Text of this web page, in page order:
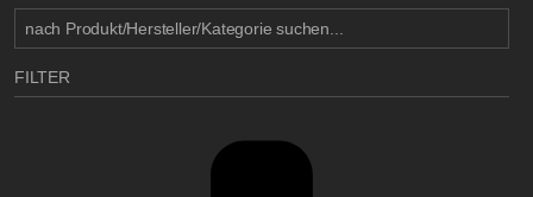
FILTER